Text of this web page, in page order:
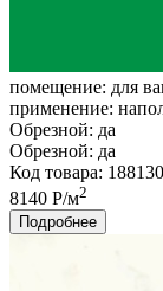
помещение: для
применение:
Обрезной: да
Обрезной: да
Код товара: 188130
8140 Р/м2
Подробнее